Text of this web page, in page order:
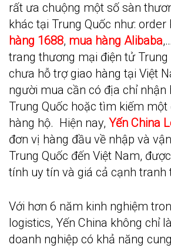
rất ưa chuộng một số sàn
khác tại Trung Quốc như: order
hàng 1688, mua hàng Alibaba
trang thương mại điện tử Trung
chưa hỗ trợ giao hàng tại Việt
người mua cần có địa chỉ nhận
Trung Quốc hoặc tìm kiếm một
hàng hộ. Hiện nay, Yến China
đơn vị hàng đầu về nhập và
Trung Quốc đến Việt Nam,
tính uy tín và giá cả cạnh tranh
Với hơn 6 năm kinh nghiệm
logistics, Yến China không chỉ
doanh nghiệp có khả năng